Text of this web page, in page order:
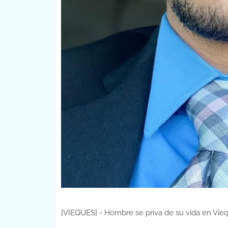
[VIEQUES] - Hombre se priva de su vida en